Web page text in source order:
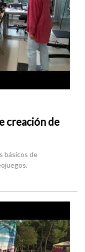
creación de
básicos de